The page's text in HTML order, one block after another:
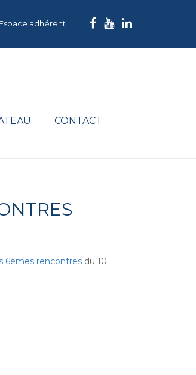
Espace adhérent
CONTACT
6èmes rencontresdu 10